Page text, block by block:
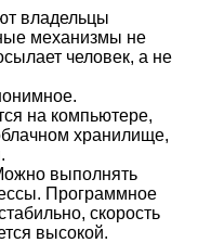
владельцы
механизмы не
человек, а не
на компьютере,
хранилище,
выполнять
Программное
скорость
высокой.